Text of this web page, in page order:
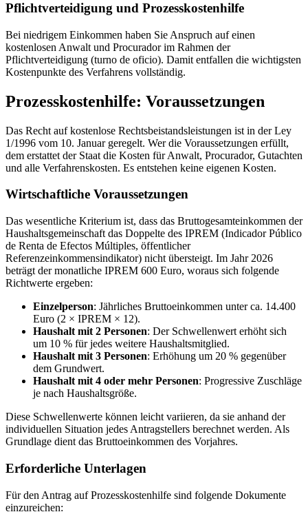
Pflichtverteidigung und Prozesskostenhilfe
Bei niedrigem Einkommen haben Sie Anspruch auf einen
kostenlosen Anwalt und Procurador im Rahmen der
Pflichtverteidigung (turno de oficio). Damit entfallen die wichtigsten
Kostenpunkte des Verfahrens vollständig.
Prozesskostenhilfe: Voraussetzungen
Das Recht auf kostenlose Rechtsbeistandsleistungen ist in der Ley
1/1996 vom 10. Januar geregelt. Wer die Voraussetzungen erfüllt,
dem erstattet der Staat die Kosten für Anwalt, Procurador, Gutachten
und alle Verfahrenskosten. Es entstehen keine eigenen Kosten.
Wirtschaftliche Voraussetzungen
Das wesentliche Kriterium ist, dass das Bruttogesamteinkommen der
Haushaltsgemeinschaft das Doppelte des IPREM (Indicador Público
de Renta de Efectos Múltiples, öffentlicher
Referenzeinkommensindikator) nicht übersteigt. Im Jahr 2026
beträgt der monatliche IPREM 600 Euro, woraus sich folgende
Richtwerte ergeben:
Einzelperson: Jährliches Bruttoeinkommen unter ca. 14.400
Euro (2 × IPREM × 12).
Haushalt mit 2 Personen: Der Schwellenwert erhöht sich
um 10 % für jedes weitere Haushaltsmitglied.
Haushalt mit 3 Personen: Erhöhung um 20 % gegenüber
dem Grundwert.
Haushalt mit 4 oder mehr Personen: Progressive Zuschläge
je nach Haushaltsgröße.
Diese Schwellenwerte können leicht variieren, da sie anhand der
individuellen Situation jedes Antragstellers berechnet werden. Als
Grundlage dient das Bruttoeinkommen des Vorjahres.
Erforderliche Unterlagen
Für den Antrag auf Prozesskostenhilfe sind folgende Dokumente
einzureichen: